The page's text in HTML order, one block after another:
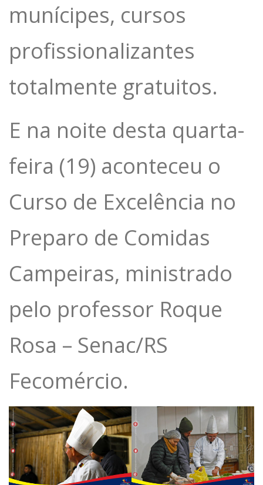
munícipes, cursos
profissionalizantes
totalmente gratuitos.
E na noite desta quarta-
feira (19) aconteceu o
Curso de Excelência no
Preparo de Comidas
Campeiras, ministrado
pelo professor Roque
Rosa – Senac/RS
Fecomércio.